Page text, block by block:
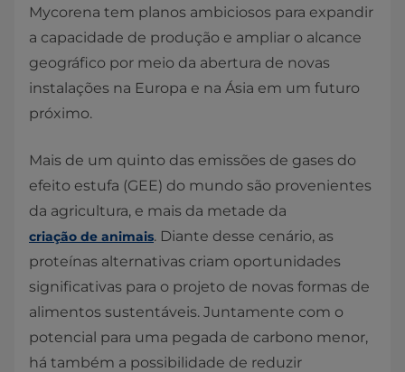
Mycorena tem planos ambiciosos para expandir
a capacidade de produção e ampliar o alcance
geográfico por meio da abertura de novas
instalações na Europa e na Ásia em um futuro
próximo.
Mais de um quinto das emissões de gases do
efeito estufa (GEE) do mundo são provenientes
da agricultura, e mais da metade da
criação de animais. Diante desse cenário, as
proteínas alternativas criam oportunidades
significativas para o projeto de novas formas de
alimentos sustentáveis. Juntamente com o
potencial para uma pegada de carbono menor,
há também a possibilidade de reduzir